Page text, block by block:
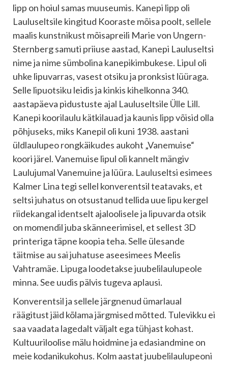
lipp on hoiul samas muuseumis. Kanepi lipp oli
Lauluseltsile kingitud Kooraste mõisa poolt, sellele
maalis kunstnikust mõisapreili Marie von Ungern-
Sternberg samuti priiuse aastad, Kanepi Lauluseltsi
nime ja nime sümbolina kanepikimbukese. Lipul oli
uhke lipuvarras, vasest otsiku ja pronksist lüüraga.
Selle lipuotsiku leidis ja kinkis kihelkonna 340.
aastapäeva pidustuste ajal Lauluseltsile Ülle Lill.
Kanepi koorilaulu kätkilauad ja kaunis lipp võisid olla
põhjuseks, miks Kanepil oli kuni 1938. aastani
üldlaulupeo rongkäikudes aukoht „Vanemuise“
koori järel. Vanemuise lipul oli kannelt mängiv
Laulujumal Vanemuine ja lüüra. Lauluseltsi esimees
Kalmer Lina tegi sellel konverentsil teatavaks, et
seltsi juhatus on otsustanud tellida uue lipu kergel
riidekangal identselt ajaloolisele ja lipuvarda otsik
on momendil juba skänneerimisel, et sellest 3D
printeriga täpne koopia teha. Selle ülesande
täitmise au sai juhatuse aseesimees Meelis
Vahtramäe. Lipuga loodetakse juubelilaulupeole
minna. See uudis pälvis tugeva aplausi.
Konverentsil ja sellele järgnenud ümarlaual
räägitust jäid kõlama järgmised mõtted. Tulevikku ei
saa vaadata lagedalt väljalt ega tühjast kohast.
Kultuuriloolise mälu hoidmine ja edasiandmine on
meie kodanikukohus. Kolm aastat juubelilaulupeoni